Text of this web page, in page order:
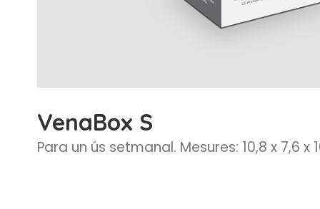
VenaBox S
Para un ús setmanal. Mesures: 10,8 x 7,6 x